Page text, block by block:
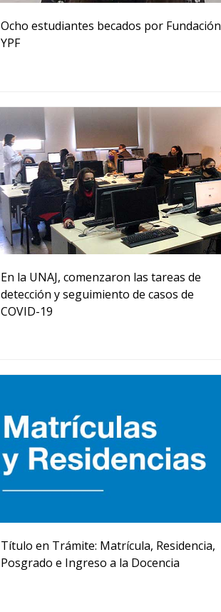
Ocho estudiantes becados por Fundación
YPF
En la UNAJ, comenzaron las tareas de
detección y seguimiento de casos de
COVID-19
Título en Trámite: Matrícula, Residencia,
Posgrado e Ingreso a la Docencia